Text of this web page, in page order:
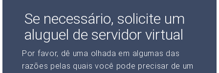
Se necessário, solicite um
aluguel de servidor virtual
Por favor, dê uma olhada em algumas das
razões pelas quais você pode precisar de um